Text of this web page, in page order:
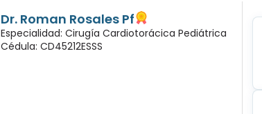
Dr. Roman Rosales Pf
Especialidad: Cirugía Cardiotorácica Pediátrica
Cédula: CD45212ESSS